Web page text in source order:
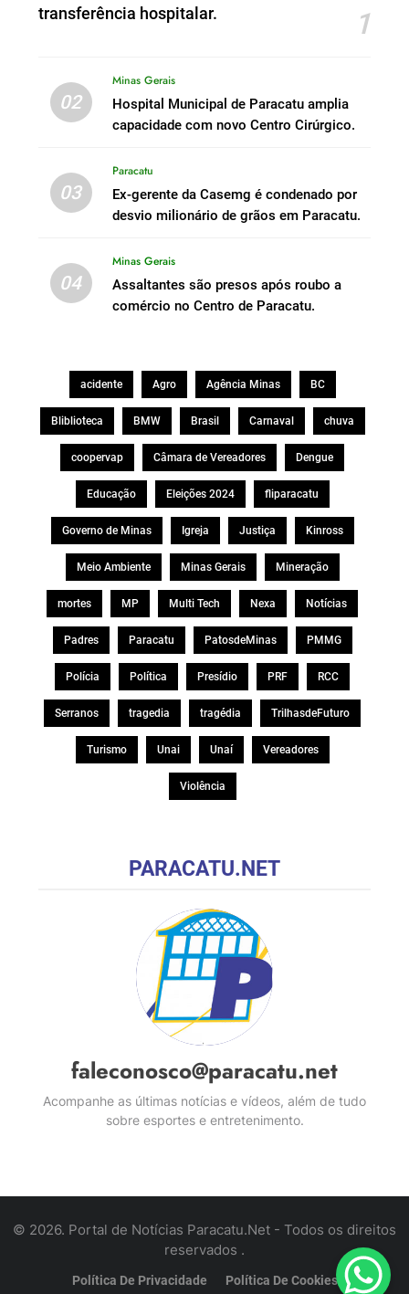
transferência hospitalar.
1
02
Minas Gerais
Hospital Municipal de Paracatu amplia
capacidade com novo Centro Cirúrgico.
03
Paracatu
Ex-gerente da Casemg é condenado por
desvio milionário de grãos em Paracatu.
04
Minas Gerais
Assaltantes são presos após roubo a
comércio no Centro de Paracatu.
acidente Agro Agência Minas BC
Bliblioteca BMW Brasil Carnaval chuva
coopervap Câmara de Vereadores Dengue
Educação Eleições 2024 fliparacatu
Governo de Minas Igreja Justiça Kinross
Meio Ambiente Minas Gerais Mineração
mortes MP Multi Tech Nexa Notícias
Padres Paracatu PatosdeMinas PMMG
Polícia Política Presídio PRF RCC
Serranos tragedia tragédia TrilhasdeFuturo
Turismo Unai Unaí Vereadores
Violência
PARACATU.NET
faleconosco@paracatu.net
Acompanhe as últimas notícias e vídeos, além de tudo
sobre esportes e entretenimento.
© 2026. Portal de Notícias Paracatu.Net - Todos os direitos
reservados .
Política De Privacidade Política De Cookies